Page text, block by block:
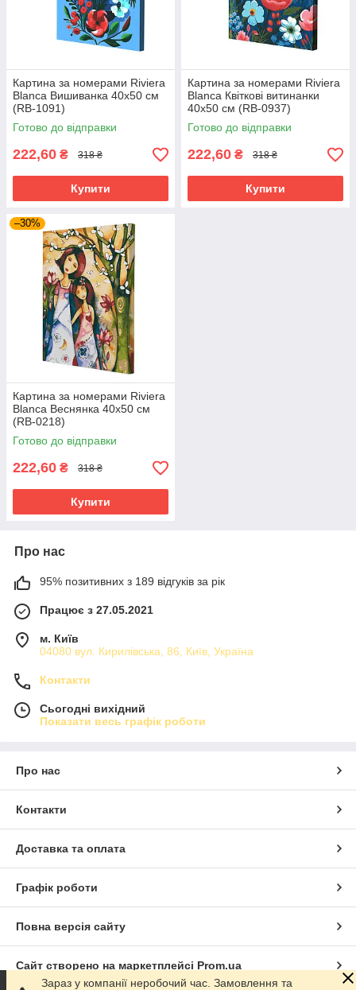
Картина за номерами Riviera
Blanca Вишиванка 40x50 см
(RB-1091)
Готово до відправки
222,60 ₴ 318 ₴
Купити
Картина за номерами Riviera
Blanca Квіткові витинанки
40x50 см (RB-0937)
Готово до відправки
222,60 ₴ 318 ₴
Купити
–30%
Картина за номерами Riviera
Blanca Веснянка 40x50 см
(RB-0218)
Готово до відправки
222,60 ₴ 318 ₴
Купити
Про нас
95% позитивних з 189 відгуків за рік
Працює з 27.05.2021
м. Київ
04080 вул. Кирилівська, 86, Київ, Україна
Контакти
Сьогодні вихідний
Показати весь графік роботи
Про нас
Контакти
Доставка та оплата
Графік роботи
Повна версія сайту
Сайт створено на маркетплейсі Prom.ua
Зараз у компанії неробочий час. Замовлення та